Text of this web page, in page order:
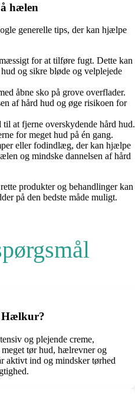
hælen
generelle tips, der kan hjælpe
for at tilføre fugt. Dette kan
og sikre bløde og velplejede
åbne sko på grove overflader.
af hård hud og øge risikoen for
at fjerne overskydende hård hud.
for meget hud på én gang.
eller fodindlæg, der kan hjælpe
og mindske dannelsen af hård
produkter og behandlinger kan
på den bedste måde muligt.
Hælkur?
og plejende creme,
tør hud, hælrevner og
aktivt ind og mindsker tørhed